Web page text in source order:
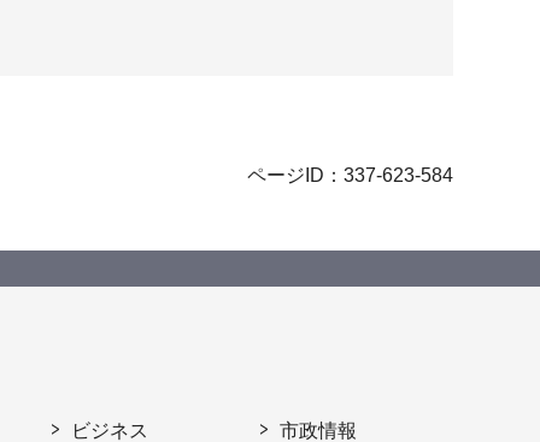
ページID：337-623-584
ビジネス 市政情報